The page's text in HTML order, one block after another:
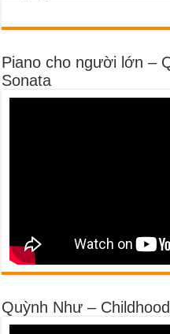
Piano cho người lớn –
Sonata
Quỳnh Như –